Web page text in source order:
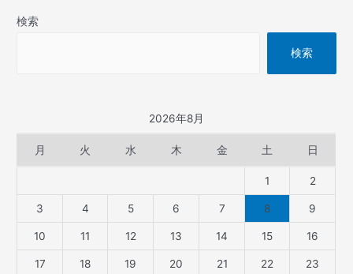
検索
検索
2026年8月
月 火 水 木 金 土 日
1 2
3 4 5 6 7 8 9
10 11 12 13 14 15 16
17 18 19 20 21 22 23